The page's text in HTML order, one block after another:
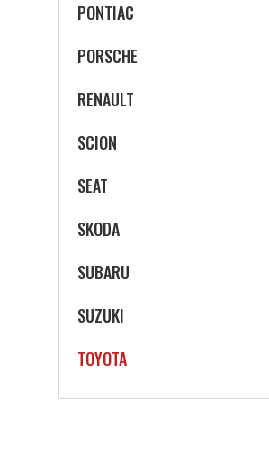
PONTIAC
PORSCHE
RENAULT
SCION
SEAT
SKODA
SUBARU
SUZUKI
TOYOTA